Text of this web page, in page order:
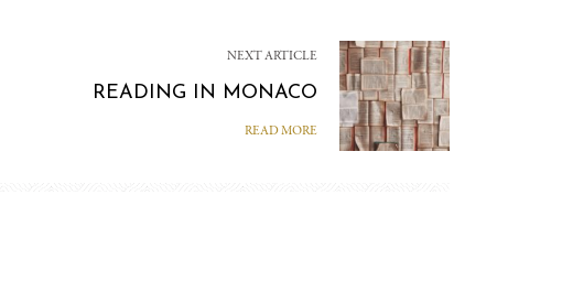
NEXT ARTICLE
READING IN MONACO
READ MORE